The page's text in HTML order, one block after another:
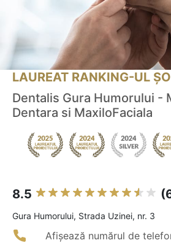
LAUREAT RANKING-UL
Dentalis Gura Humorului -
Dentara si MaxiloFaciala
8.5
Gura Humorului, Strada Uzinei, nr. 3
Afișează numărul de